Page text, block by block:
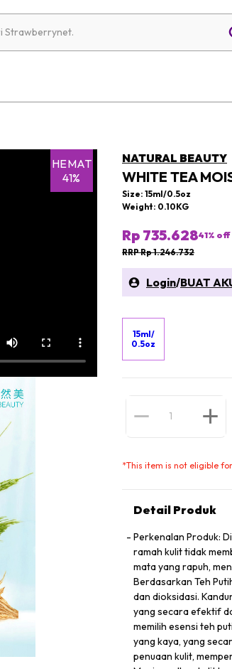
HEMAT
41%
NATURAL BEAUTY
WHITE TEA
Size: 15ml/0.5oz
Weight: 0.10KG
Rp 735.62841% off
RRP Rp 1.246.732
Login/BUAT
15ml/
0.5oz
*This item is not eligible
Detail Produk
Perkenalan Produk:
ramah kulit tidak
mata yang rapuh,
Berdasarkan Teh
dan dioksidasi.
yang secara efektif
memilih esensi teh
yang kaya, yang
penuaan kulit,